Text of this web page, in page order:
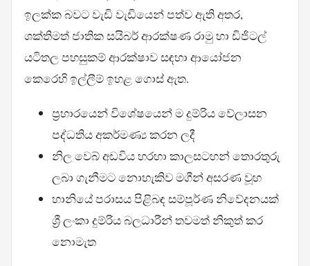
ඉලක්ක බවට වැඩි වැඩියෙන් පත්ව ඇති අතර,
ශක්තිමත් ජාතික සයිබර් ආරක්ෂණ රාමු හා ඩිජිටල්
යටිතල පහසුකම් ආරක්ෂාව සඳහා ආයෝජන
කෙරෙහි ඉල්ලීම් ඉහළ ගොස් ඇත.
ප්‍රහාරයෙන් විශේෂයෙන් ම දුම්රිය වේලාසන
පද්ධතිය අකර්මණ්‍ය කරන ලදී
නිල වෙබ් අඩවිය හරහා කාලසටහන් තොරතුරු
ලබා ගැනීමට නොහැකිව මගීන් අසරණ වූහ
හානියේ පරාසය පිළිබඳ සම්පූර්ණ නිවේදනයක්
ශ්‍රී ලංකා දුම්රිය බලධාරීන් තවමත් නිකුත් කර
නොමැත